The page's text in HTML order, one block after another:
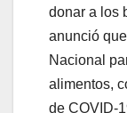
donar a los
anunció
Nacional
alimentos,
de COVID-